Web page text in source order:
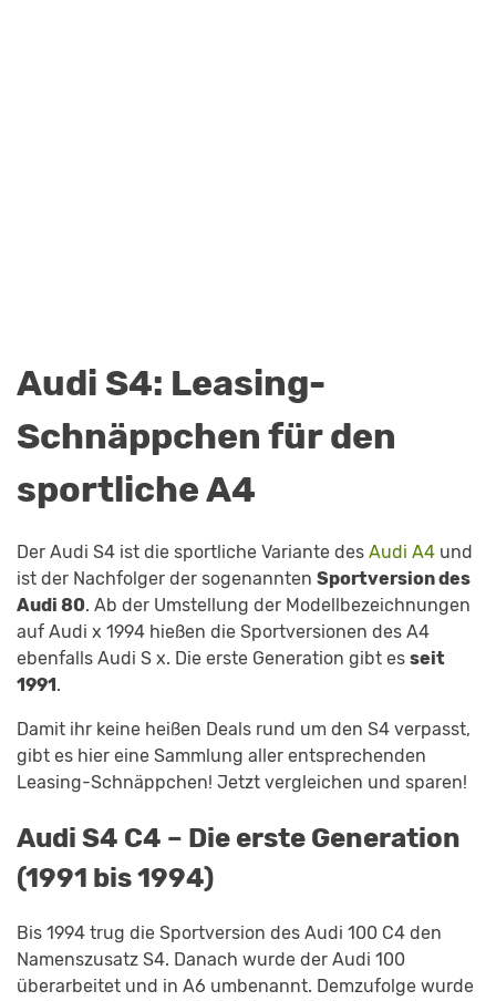
Audi S4: Leasing-
Schnäppchen für den
sportliche A4
Der Audi S4 ist die sportliche Variante des Audi A4 und
ist der Nachfolger der sogenannten Sportversion des
Audi 80. Ab der Umstellung der Modellbezeichnungen
auf Audi x 1994 hießen die Sportversionen des A4
ebenfalls Audi S x. Die erste Generation gibt es seit
1991 .
Damit ihr keine heißen Deals rund um den S4 verpasst,
gibt es hier eine Sammlung aller entsprechenden
Leasing-Schnäppchen! Jetzt vergleichen und sparen!
Audi S4 C4 – Die erste Generation
(1991 bis 1994)
Bis 1994 trug die Sportversion des Audi 100 C4 den
Namenszusatz S4. Danach wurde der Audi 100
überarbeitet und in A6 umbenannt. Demzufolge wurde